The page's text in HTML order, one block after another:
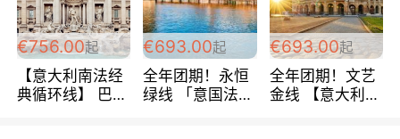
€756.00起
【意大利南法经
典循环线】 巴黎
€693.00起
全年团期！永恒
绿线 「意国法
€693.00起
全年团期！文艺
金线 【意大利一